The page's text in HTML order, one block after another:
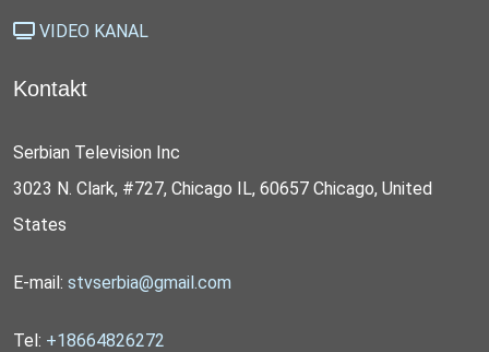
VIDEO KANAL
Kontakt
Serbian Television Inc
3023 N. Clark, #727, Chicago IL, 60657 Chicago, United
States
E-mail: stvserbia@gmail.com
Tel: +18664826272